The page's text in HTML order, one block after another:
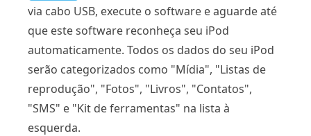
via cabo USB, execute o software e aguarde até
que este software reconheça seu iPod
automaticamente. Todos os dados do seu iPod
serão categorizados como "Mídia", "Listas de
reprodução", "Fotos", "Livros", "Contatos",
"SMS" e "Kit de ferramentas" na lista à
esquerda.